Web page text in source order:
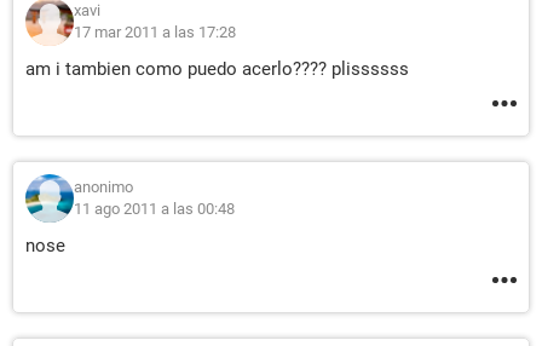
xavi
17 mar 2011 a las 17:28
am i tambien como puedo acerlo???? plissssss
anonimo
11 ago 2011 a las 00:48
nose